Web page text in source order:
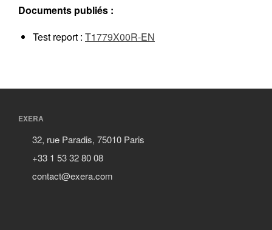
Documents publiés :
Test report : T1779X00R-EN
EXERA
32, rue Paradis, 75010 Paris
+33 1 53 32 80 08
contact@exera.com